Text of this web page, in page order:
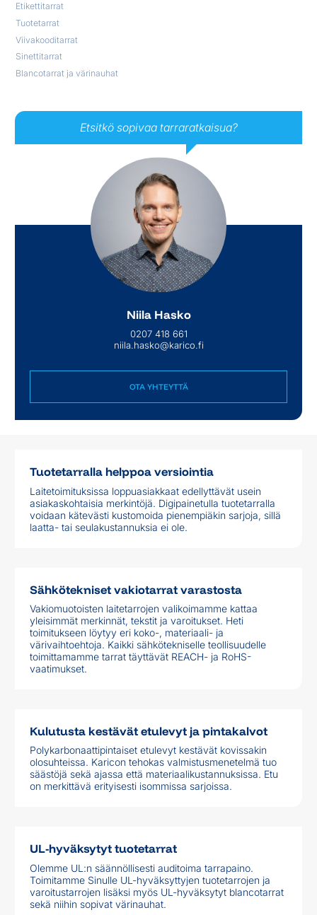
Etikettitarrat
Tuotetarrat
Viivakooditarrat
Sinettitarrat
Blancotarrat ja värinauhat
Etsitkö sopivaa tarraratkaisua?
Niila Hasko
0207 418 661
niila.hasko@karico.fi
OTA YHTEYTTÄ
OTA YHTEYTTÄ
Tuotetarralla helppoa versiointia
Laitetoimituksissa loppuasiakkaat edellyttävät usein
asiakaskohtaisia merkintöjä. Digipainetulla tuotetarralla
voidaan kätevästi kustomoida pienempiäkin sarjoja, sillä
laatta- tai seulakustannuksia ei ole.
Sähkötekniset vakiotarrat varastosta
Vakiomuotoisten laitetarrojen valikoimamme kattaa
yleisimmät merkinnät, tekstit ja varoitukset. Heti
toimitukseen löytyy eri koko-, materiaali- ja
värivaihtoehtoja. Kaikki sähkötekniselle teollisuudelle
toimittamamme tarrat täyttävät REACH- ja RoHS-
vaatimukset.
Kulutusta kestävät etulevyt ja pintakalvot
Polykarbonaattipintaiset etulevyt kestävät kovissakin
olosuhteissa. Karicon tehokas valmistusmenetelmä tuo
säästöjä sekä ajassa että materiaalikustannuksissa. Etu
on merkittävä erityisesti isommissa sarjoissa.
UL-hyväksytyt tuotetarrat
Olemme UL:n säännöllisesti auditoima tarrapaino.
Toimitamme Sinulle UL-hyväksyttyjen tuotetarrojen ja
varoitustarrojen lisäksi myös UL-hyväksytyt blancotarrat
sekä niihin sopivat värinauhat.